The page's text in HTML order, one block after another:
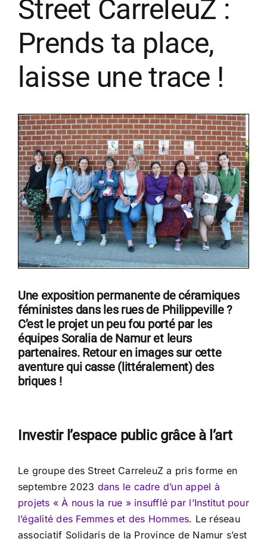
Street CarreleuZ :
Prends ta place,
laisse une trace !
Une exposition permanente de céramiques
féministes dans les rues de Philippeville ?
C’est le projet un peu fou porté par les
équipes Soralia de Namur et leurs
partenaires. Retour en images sur cette
aventure qui casse (littéralement) des
briques !
Investir l’espace public grâce à l’art
Le groupe des Street CarreleuZ a pris forme en
septembre 2023 dans le cadre d’un appel à
projets « À nous la rue » insufflé par l’Institut pour
l’égalité des Femmes et des Hommes. Le réseau
associatif Solidaris de la Province de Namur s’est